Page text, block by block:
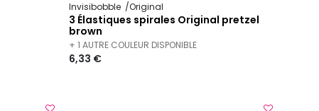
Invisibobble Original
3 Élastiques spirales Original pretzel
brown
+ 1 AUTRE COULEUR DISPONIBLE
6,33 €